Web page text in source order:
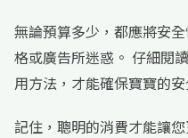
無論預算多少，都應將安
格或廣告所迷惑。 仔細閱
用方法，才能確保寶寶的安
記住，聰明的消費才能讓